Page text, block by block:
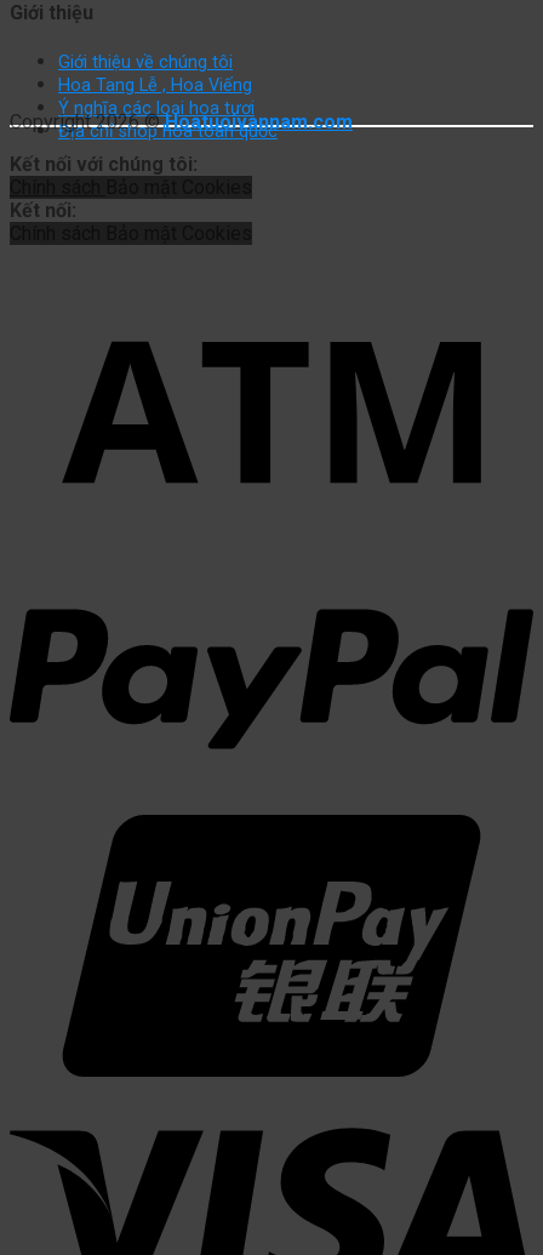
Giới thiệu
Giới thiệu về chúng tôi
Hoa Tang Lễ , Hoa Viếng
Ý nghĩa các loại hoa tươi
Địa chỉ shop hoa toàn quốc
Copyright 2026 ©Hoatuoivannam.com
Kết nối với chúng tôi:
Kết nối: